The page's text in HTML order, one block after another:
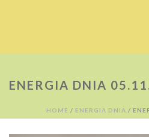
ENERGIA DNIA
HOME / ENERGIA DNIA /